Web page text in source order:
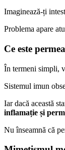
Imaginează-ți
Problema apare
Ce este
În termeni simpli,
Sistemul imun
Iar dacă această
inflamație și
Nu înseamnă că